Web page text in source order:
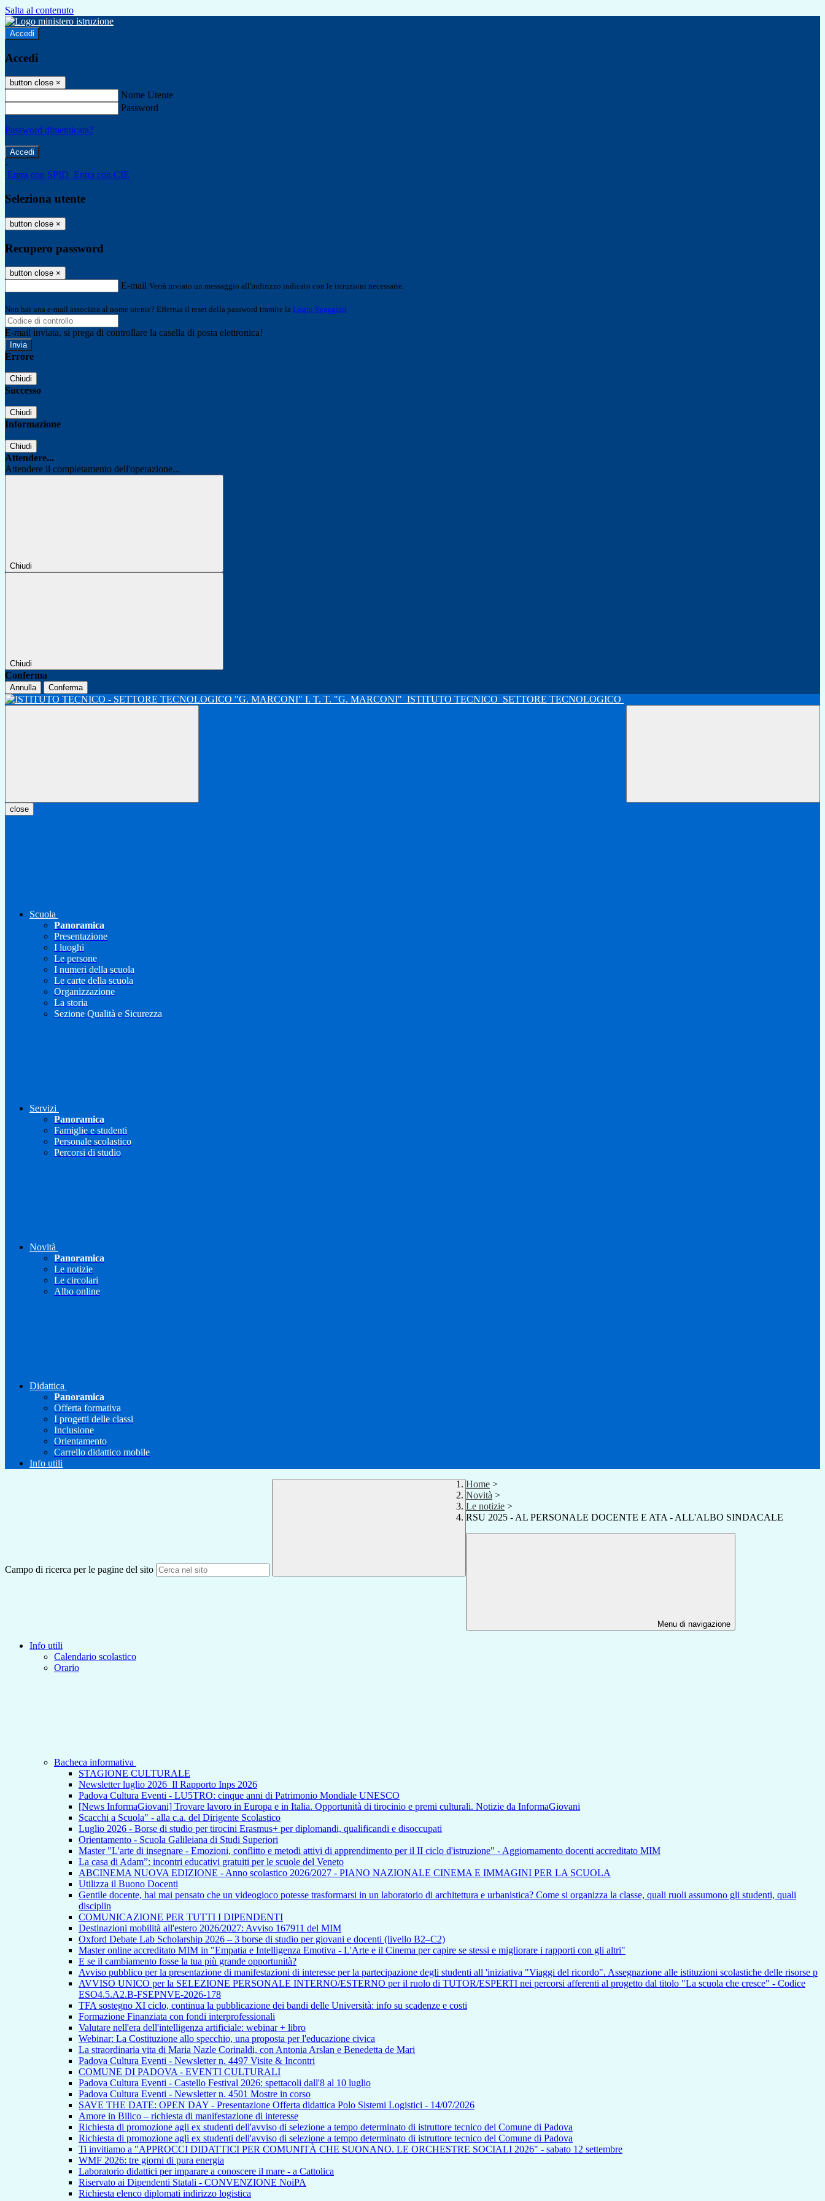
Salta al contenuto
Accedi
Accedi
button close ×
Nome Utente
Password
Password dimenticata?
-
Entra con SPID Entra con CIE
Seleziona utente
button close ×
Recupero password
button close ×
E-mail Verrà inviato un messaggio all'indirizzo indicato con le istruzioni necessarie.
Non hai una e-mail associata al nome utente? Effettua il reset della password tramite la Login Spaggiari
E-mail inviata, si prega di controllare la casella di posta elettronica!
Errore
Chiudi
Successo
Chiudi
Informazione
Chiudi
Attendere...
Attendere il completamento dell'operazione...
Chiudi
Chiudi
Conferma
Annulla Conferma
I. T. T. "G. MARCONI" ISTITUTO TECNICO SETTORE TECNOLOGICO
close
Scuola
Panoramica
Presentazione
I luoghi
Le persone
I numeri della scuola
Le carte della scuola
Organizzazione
La storia
Sezione Qualità e Sicurezza
Servizi
Panoramica
Famiglie e studenti
Personale scolastico
Percorsi di studio
Novità
Panoramica
Le notizie
Le circolari
Albo online
Didattica
Panoramica
Offerta formativa
I progetti delle classi
Inclusione
Orientamento
Carrello didattico mobile
Info utili
Campo di ricerca per le pagine del sito
Home >
Novità >
Le notizie >
RSU 2025 - AL PERSONALE DOCENTE E ATA - ALL'ALBO SINDACALE
Menu di navigazione
Info utili
Calendario scolastico
Orario
Bacheca informativa
STAGIONE CULTURALE
Newsletter luglio 2026_Il Rapporto Inps 2026
Padova Cultura Eventi - LU5TRO: cinque anni di Patrimonio Mondiale UNESCO
[News InformaGiovani] Trovare lavoro in Europa e in Italia. Opportunità di tirocinio e premi culturali. Notizie da InformaGiovani
Scacchi a Scuola" - alla c.a. del Dirigente Scolastico
Luglio 2026 - Borse di studio per tirocini Erasmus+ per diplomandi, qualificandi e disoccupati
Orientamento - Scuola Galileiana di Studi Superiori
Master "L'arte di insegnare - Emozioni, conflitto e metodi attivi di apprendimento per il II ciclo d'istruzione" - Aggiornamento docenti accreditato MIM
La casa di Adam”: incontri educativi gratuiti per le scuole del Veneto
ABCINEMA NUOVA EDIZIONE - Anno scolastico 2026/2027 - PIANO NAZIONALE CINEMA E IMMAGINI PER LA SCUOLA
Utilizza il Buono Docenti
Gentile docente, hai mai pensato che un videogioco potesse trasformarsi in un laboratorio di architettura e urbanistica? Come si organizza la classe, quali ruoli assumono gli studenti, quali
disciplin
COMUNICAZIONE PER TUTTI I DIPENDENTI
Destinazioni mobilità all'estero 2026/2027: Avviso 167911 del MIM
Oxford Debate Lab Scholarship 2026 – 3 borse di studio per giovani e docenti (livello B2–C2)
Master online accreditato MIM in "Empatia e Intelligenza Emotiva - L'Arte e il Cinema per capire se stessi e migliorare i rapporti con gli altri"
E se il cambiamento fosse la tua più grande opportunità?
Avviso pubblico per la presentazione di manifestazioni di interesse per la partecipazione degli studenti all 'iniziativa "Viaggi del ricordo". Assegnazione alle istituzioni scolastiche delle risorse p
AVVISO UNICO per la SELEZIONE PERSONALE INTERNO/ESTERNO per il ruolo di TUTOR/ESPERTI nei percorsi afferenti al progetto dal titolo "La scuola che cresce" - Codice
ESO4.5.A2.B-FSEPNVE-2026-178
TFA sostegno XI ciclo, continua la pubblicazione dei bandi delle Università: info su scadenze e costi
Formazione Finanziata con fondi interprofessionali
Valutare nell'era dell'intelligenza artificiale: webinar + libro
Webinar: La Costituzione allo specchio, una proposta per l'educazione civica
La straordinaria vita di Maria Nazle Corinaldi, con Antonia Arslan e Benedetta de Mari
Padova Cultura Eventi - Newsletter n. 4497 Visite & Incontri
COMUNE DI PADOVA - EVENTI CULTURALI
Padova Cultura Eventi - Castello Festival 2026: spettacoli dall'8 al 10 luglio
Padova Cultura Eventi - Newsletter n. 4501 Mostre in corso
SAVE THE DATE: OPEN DAY - Presentazione Offerta didattica Polo Sistemi Logistici - 14/07/2026
Amore in Bilico – richiesta di manifestazione di interesse
Richiesta di promozione agli ex studenti dell'avviso di selezione a tempo determinato di istruttore tecnico del Comune di Padova
Richiesta di promozione agli ex studenti dell'avviso di selezione a tempo determinato di istruttore tecnico del Comune di Padova
Ti invitiamo a "APPROCCI DIDATTICI PER COMUNITÀ CHE SUONANO. LE ORCHESTRE SOCIALI 2026" - sabato 12 settembre
WMF 2026: tre giorni di pura energia
Laboratorio didattici per imparare a conoscere il mare - a Cattolica
Riservato ai Dipendenti Statali - CONVENZIONE NoiPA
Richiesta elenco diplomati indirizzo logistica